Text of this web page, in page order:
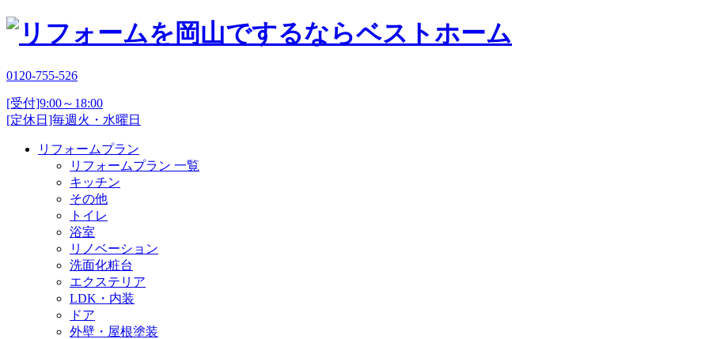
0120-755-526
[受付]9:00～18:00
[定休日]毎週火・水曜日
リフォームプラン
リフォームプラン 一覧
キッチン
その他
トイレ
浴室
リノベーション
洗面化粧台
エクステリア
LDK・内装
ドア
外壁・屋根塗装